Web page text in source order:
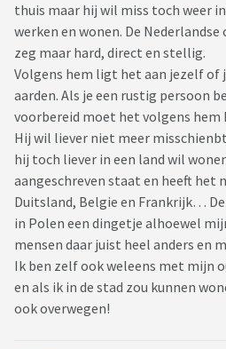
thuis maar hij wil miss toch weer
werken en wonen. De
zeg maar hard, direct en stellig.
Volgens hem ligt het aan jezelf of
aarden. Als je een rustig persoon
voorbereid moet het volgens hem
Hij wil liever niet meer
hij toch liever in een land wil
aangeschreven staat en heeft het
Duitsland, Belgie en Frankrijk…
in Polen een dingetje alhoewel
mensen daar juist heel anders en
Ik ben zelf ook weleens met mijn
en als ik in de stad zou kunnen
ook overwegen!